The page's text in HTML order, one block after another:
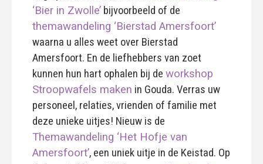
‘Bier in Zwolle’ bijvoorbeeld of de
themawandeling ‘Bierstad Amersfoort’
waarna u alles weet over Bierstad
Amersfoort. En de liefhebbers van zoet
kunnen hun hart ophalen bij de workshop
Stroopwafels maken in Gouda. Verras uw
personeel, relaties, vrienden of familie met
deze unieke uitjes! Nieuw is de
Themawandeling ‘Het Hofje van
Amersfoort’, een uniek uitje in de Keistad. Op